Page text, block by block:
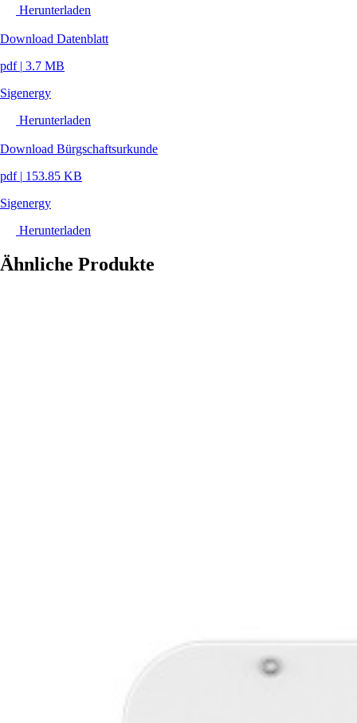
Herunterladen
Download Datenblatt
pdf | 3.7 MB
Sigenergy
Herunterladen
Download Bürgschaftsurkunde
pdf | 153.85 KB
Sigenergy
Herunterladen
Ähnliche Produkte